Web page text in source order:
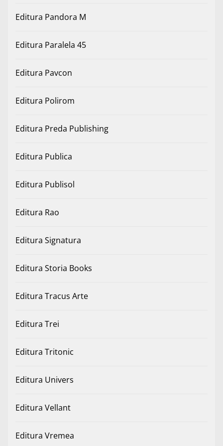
Editura Pandora M
Editura Paralela 45
Editura Pavcon
Editura Polirom
Editura Preda Publishing
Editura Publica
Editura Publisol
Editura Rao
Editura Signatura
Editura Storia Books
Editura Tracus Arte
Editura Trei
Editura Tritonic
Editura Univers
Editura Vellant
Editura Vremea